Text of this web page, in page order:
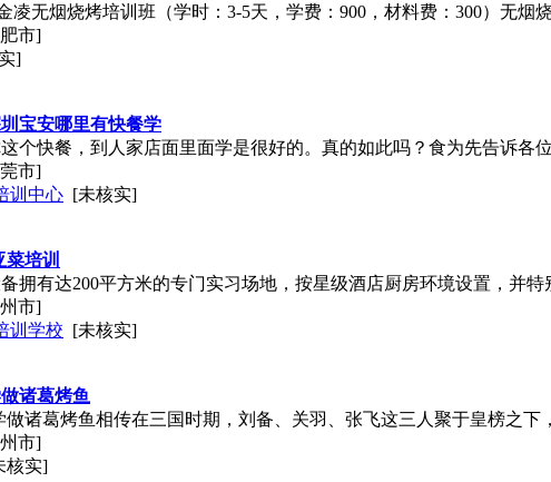
凌无烟烧烤培训班（学时：3-5天，学费：900，材料费：300）无烟
市]
]
宝安哪里有快餐学
个快餐，到人家店面里面学是很好的。真的如此吗？食为先告诉各
市]
训中心 [未核实]
培训
拥有达200平方米的专门实习场地，按星级酒店厨房环境设置，并特
市]
训学校 [未核实]
诸葛烤鱼
诸葛烤鱼相传在三国时期，刘备、关羽、张飞这三人聚于皇榜之
市]
核实]